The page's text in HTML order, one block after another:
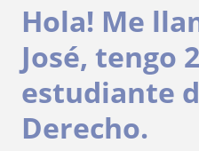
Hola! Me
José, tengo
estudiante
Derecho.